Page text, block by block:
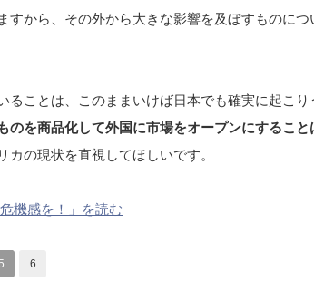
すから、その外から大きな影響を及ぼすものにつ
ことは、このままいけば日本でも確実に起こり
のを商品化して外国に市場をオープンにするこ
カの現状を直視してほしいです。
機感を！」を読む
6